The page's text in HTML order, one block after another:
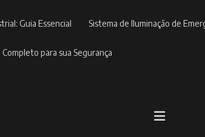
Guia Essencial Sistema de Iluminação de
Completo para sua Segurança